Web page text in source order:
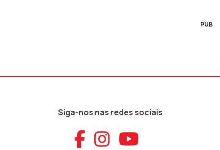
PUB
Siga-nos nas redes sociais
Aceder ao
Aceder ao
Aceder